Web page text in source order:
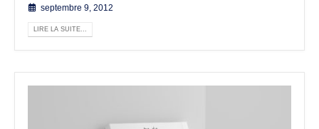
septembre 9, 2012
LIRE LA SUITE...